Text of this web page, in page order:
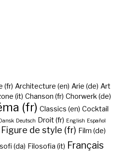
(fr) Architecture (en) Arie (de) Art
(it) Chanson (fr) Chorwerk (de)
(fr) Classics (en) Cocktail
Dansk Deutsch Droit (fr) English Español
Figure de style (fr) Film (de)
(da) Filosofia (it) Français